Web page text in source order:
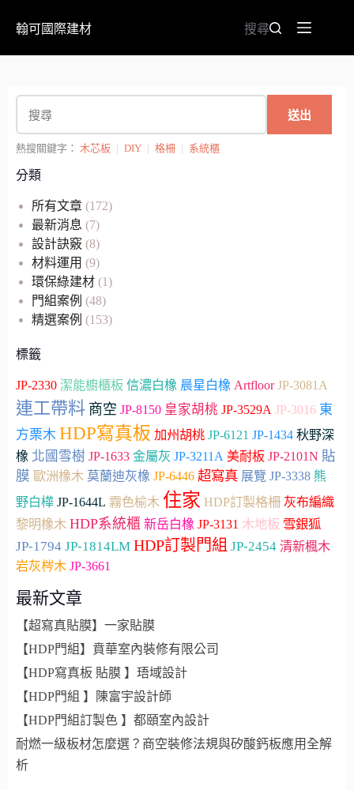
翰可國際建材 搜尋
送出
熱搜關鍵字： 木芯板 | DIY | 格柵 | 系統櫃
分類
所有文章 (172)
最新消息 (7)
設計訣竅 (8)
材料運用 (9)
環保綠建材 (1)
門組案例 (48)
精選案例 (153)
標籤
JP-2330 潔能櫥櫃板 信濃白橡 晨星白橡 Artfloor JP-3081A
連工帶料 商空 JP-8150 皇家胡桃 JP-3529A JP-3016 東
方栗木 HDP寫真板 加州胡桃 JP-6121 JP-1434 秋野深
橡 北國雪樹 JP-1633 金屬灰 JP-3211A 美耐板 JP-2101N 貼
膜 歐洲橡木 莫蘭迪灰橡 JP-6446 超寫真 展覽 JP-3338 熊
野白樺 JP-1644L 霧色榆木 住家 HDP訂製格柵 灰布編織
黎明橡木 HDP系統櫃 新岳白橡 JP-3131 木地板 雪銀狐
JP-1794 JP-1814LM HDP訂製門組 JP-2454 清新楓木
岩灰梣木 JP-3661
最新文章
【超寫真貼膜】一家貼膜
【HDP門組】賁華室內裝修有限公司
【HDP寫真板 貼膜 】珸域設計
【HDP門組 】陳富宇設計師
【HDP門組訂製色 】都頤室內設計
耐燃一級板材怎麼選？商空裝修法規與矽酸鈣板應用全解
析